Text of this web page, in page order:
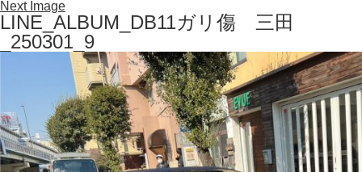
Next Image
LINE_ALBUM_DB11ガリ傷 三田
_250301_9